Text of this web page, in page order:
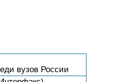
вузов России